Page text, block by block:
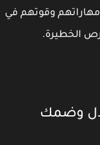
وقوتهم في
الخطيرة.
وضمك